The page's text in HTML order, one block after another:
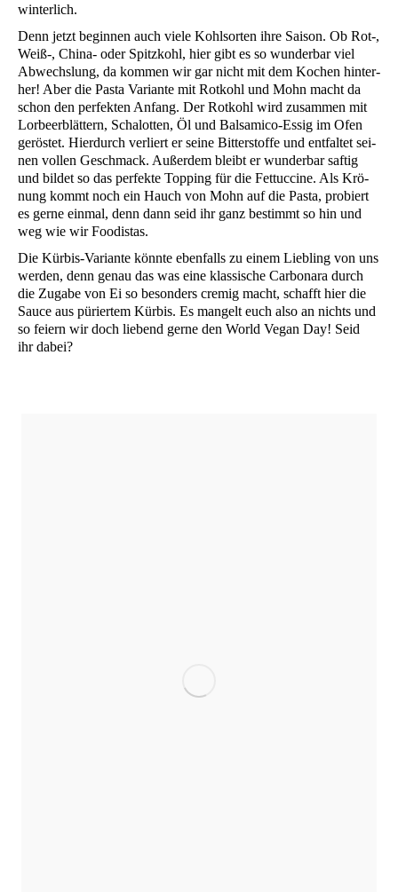
winterlich.
Denn jetzt begin­nen auch vie­le Kohl­sor­ten ihre Sai­son. Ob Rot‑,
Weiß‑, Chi­na- oder Spitz­kohl, hier gibt es so wun­der­bar viel
Abwechs­lung, da kom­men wir gar nicht mit dem Kochen hin­ter­
her! Aber die Pas­ta Vari­an­te mit Rot­kohl und Mohn macht da
schon den per­fek­ten Anfang. Der Rot­kohl wird zusam­men mit
Lor­beer­blät­tern, Scha­lot­ten, Öl und Bal­sa­mi­co-Essig im Ofen
gerös­tet. Hier­durch ver­liert er sei­ne Bit­ter­stof­fe und ent­fal­tet sei­
nen vol­len Geschmack. Außer­dem bleibt er wun­der­bar saf­tig
und bil­det so das per­fek­te Top­ping für die Fet­tuc­ci­ne. Als Krö­
nung kommt noch ein Hauch von Mohn auf die Pas­ta, pro­biert
es ger­ne ein­mal, denn dann seid ihr ganz bestimmt so hin und
weg wie wir Foodistas.
Die Kür­bis-Vari­an­te könn­te eben­falls zu einem Lieb­ling von uns
wer­den, denn genau das was eine klas­si­sche Car­bo­n­a­ra durch
die Zuga­be von Ei so beson­ders cre­mig macht, schafft hier die
Sau­ce aus pürier­tem Kür­bis. Es man­gelt euch also an nichts und
so fei­ern wir doch lie­bend ger­ne den World Vegan Day! Seid
ihr dabei?